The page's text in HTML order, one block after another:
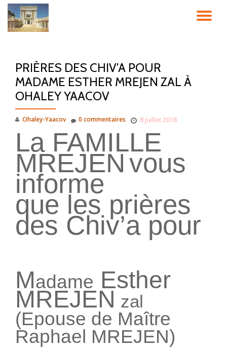
Aller
PRIÈRES DES CHIV’A POUR
MADAME ESTHER MREJEN ZAL À
OHALEY YAACOV
Ohaley-Yaacov 8 juillet 2018
0 commentaires
La FAMILLE
MREJEN vous
informe
que les prières
des Chiv’a pour
Madame Esther
MREJEN zal
(Epouse de Maître
Raphael MREJEN)